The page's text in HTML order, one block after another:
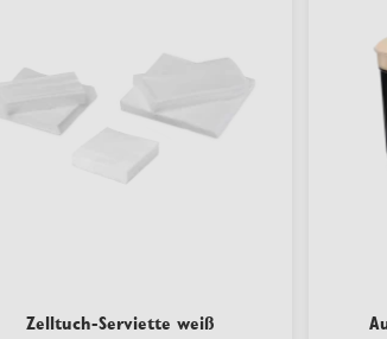
Zelltuch-Serviette weiß